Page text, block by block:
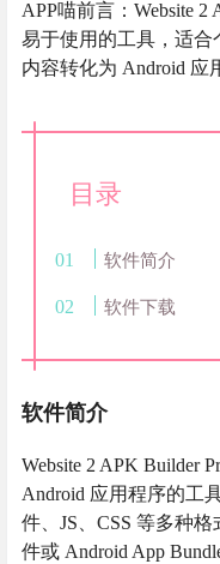
APP喵前言：Website 2
易于使用的工具，适
内容转化为 Android 应
目录
软件简介
软件下载
软件简介
Website 2 APK Builder
Android 应用程序的工
件、JS、CSS 等多种
件或 Android App